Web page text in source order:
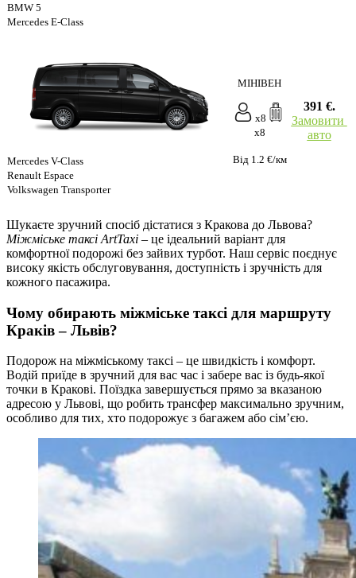
BMW 5
Mercedes E-Class
Mercedes V-Class
Renault Espace
Volkswagen Transporter
МІНІВЕН
x8
x8
Від 1.2 €/км
391 €.
Замовити
авто
Шукаєте зручний спосіб дістатися з Кракова до Львова?
Міжміське таксі ArtTaxi – це ідеальний варіант для
комфортної подорожі без зайвих турбот. Наш сервіс поєднує
високу якість обслуговування, доступність і зручність для
кожного пасажира.
Чому обирають міжміське таксі для маршруту
Краків – Львів?
Подорож на міжміському таксі – це швидкість і комфорт.
Водій приїде в зручний для вас час і забере вас із будь-якої
точки в Кракові. Поїздка завершується прямо за вказаною
адресою у Львові, що робить трансфер максимально зручним,
особливо для тих, хто подорожує з багажем або сім’єю.